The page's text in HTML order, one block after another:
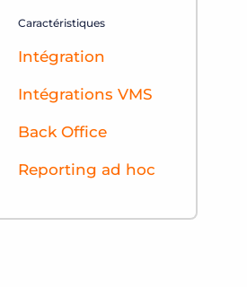
Caractéristiques
Intégration
Intégrations VMS
Back Office
Reporting ad hoc